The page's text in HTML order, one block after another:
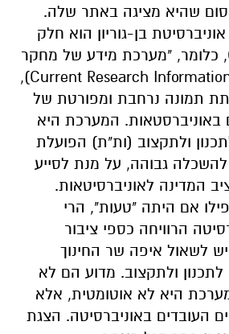
שהיא מציגה באתר שלה.
בן-גוריון הוא חלק
, כלומר, "מערכת מידע של מחקר
Current Research
),
תמונה נרחבת ומפורטת של
באוניברסטאות. המערכת היא
ולתקצוב (ות"ת) הפועלת
גבוהה, על מנת לסייע
המדינה לאוניברסיטאות.
אם היתה "טעות", הרי
הרוויחה כספי ציבור
לשאול איפה שר החינוך
לתכנון ולתקצוב. מדוע הם לא
היא לא אוטומטית, אלא
העובדים באוניברסיטה. הצגת